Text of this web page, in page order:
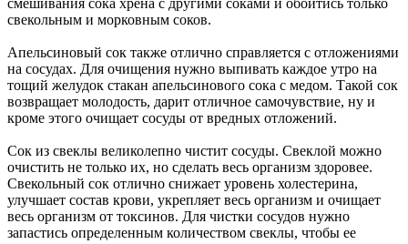
свекольным и морковным соков.
Апельсиновый сок также отлично справляется с отложениями
на сосудах. Для очищения нужно выпивать каждое утро на
тощий желудок стакан апельсинового сока с медом. Такой сок
возвращает молодость, дарит отличное самочувствие, ну и
кроме этого очищает сосуды от вредных отложений.
Сок из свеклы великолепно чистит сосуды. Свеклой можно
очистить не только их, но сделать весь организм здоровее.
Свекольный сок отлично снижает уровень холестерина,
улучшает состав крови, укрепляет весь организм и очищает
весь организм от токсинов. Для чистки сосудов нужно
запастись определенным количеством свеклы, чтобы ее